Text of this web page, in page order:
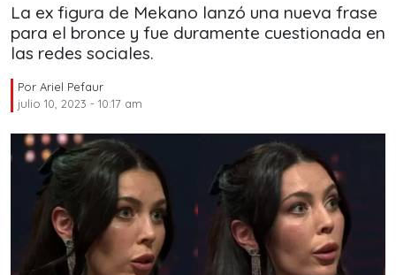
La ex figura de Mekano lanzó una nueva frase
para el bronce y fue duramente cuestionada en
las redes sociales.
Por Ariel Pefaur
julio 10, 2023 - 10:17 am